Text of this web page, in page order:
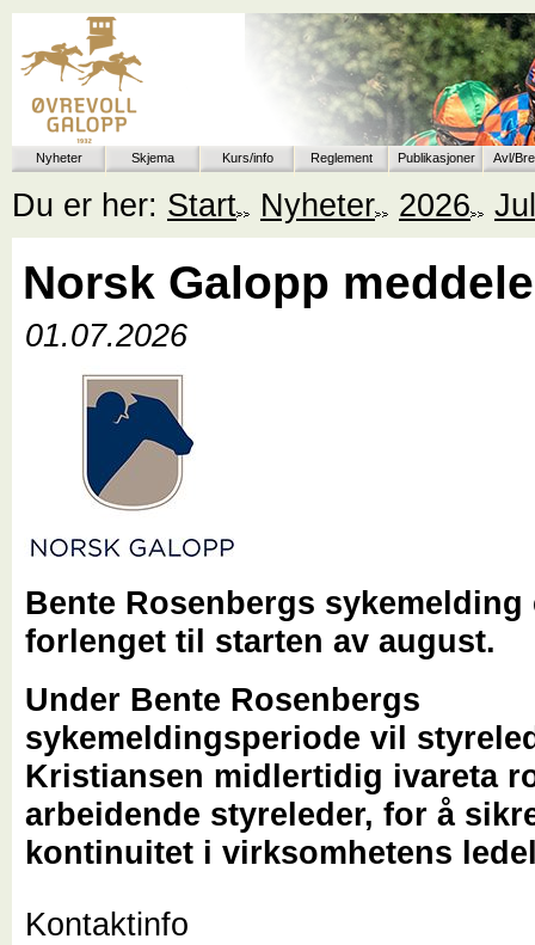
Nyheter Skjema Kurs/info Reglement Publikasjoner Avl/
Du er her: Start Nyheter 2026
Norsk Galopp
01.07.2026
Bente Rosenbergs sykemelding
forlenget til starten av august.
Under Bente Rosenbergs
sykemeldingsperiode vil
Kristiansen midlertidig ivareta
arbeidende styreleder, for å
kontinuitet i virksomhetens
Kontaktinfo